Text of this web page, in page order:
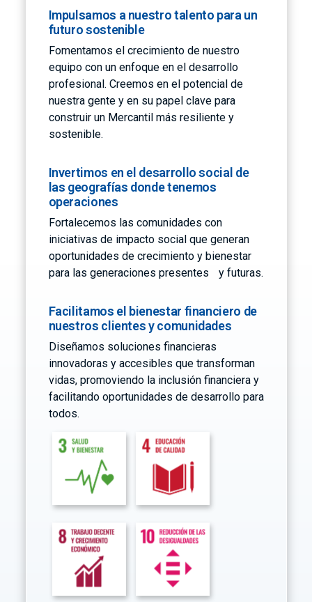
Impulsamos a nuestro talento para un
futuro sostenible
Fomentamos el crecimiento de nuestro
equipo con un enfoque en el desarrollo
profesional. Creemos en el potencial de
nuestra gente y en su papel clave para
construir un Mercantil más resiliente y
sostenible.
Invertimos en el desarrollo social de
las geografías donde tenemos
operaciones
Fortalecemos las comunidades con
iniciativas de impacto social que generan
oportunidades de crecimiento y bienestar
para las generaciones presentes y futuras.
Facilitamos el bienestar financiero de
nuestros clientes y comunidades
Diseñamos soluciones financieras
innovadoras y accesibles que transforman
vidas, promoviendo la inclusión financiera y
facilitando oportunidades de desarrollo para
todos.